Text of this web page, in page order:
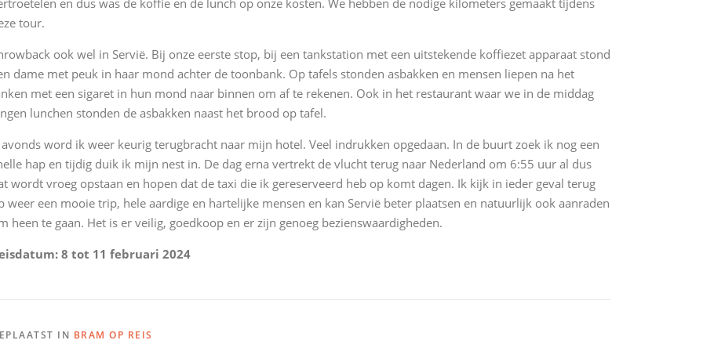
tour.
ook wel in Servië. Bij onze eerste stop, bij een tankstation met een uitstekende koffiezet apparaat stond
dame met peuk in haar mond achter de toonbank. Op tafels stonden asbakken en mensen liepen na het
met een sigaret in hun mond naar binnen om af te rekenen. Ook in het restaurant waar we in de middag
lunchen stonden de asbakken naast het brood op tafel.
avonds word ik weer keurig terugbracht naar mijn hotel. Veel indrukken opgedaan. In de buurt zoek ik nog een
hap en tijdig duik ik mijn nest in. De dag erna vertrekt de vlucht terug naar Nederland om 6:55 uur al dus
wordt vroeg opstaan en hopen dat de taxi die ik gereserveerd heb op komt dagen. Ik kijk in ieder geval terug
weer een mooie trip, hele aardige en hartelijke mensen en kan Servië beter plaatsen en natuurlijk ook aanraden
heen te gaan. Het is er veilig, goedkoop en er zijn genoeg bezienswaardigheden.
8 tot 11 februari 2024
IN BRAM OP REIS